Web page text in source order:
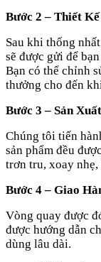
Bước 2 – Thiết
Sau khi thống
sẽ được gửi để
Bạn có thể chỉnh
thưởng cho đến
Bước 3 – Sản
Chúng tôi tiến
sản phẩm đều
trơn tru, xoay
Bước 4 – Giao
Vòng quay được
được hướng dẫn
dùng lâu dài.